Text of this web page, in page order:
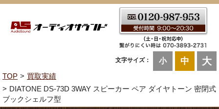
文字サイズ： 小 中 大
TOP
買取実績
DIATONE DS-73D 3WAY スピーカー ペア ダイヤトーン 密閉式
ブックシェルフ型